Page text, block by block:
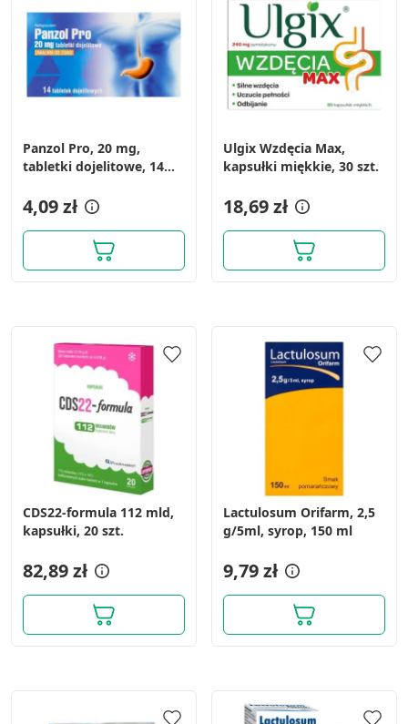
Panzol Pro, 20 mg,
tabletki dojelitowe, 14
4,09 zł
Ulgix Wzdęcia Max,
kapsułki miękkie, 30 szt.
18,69 zł
CDS22-formula 112 mld,
kapsułki, 20 szt.
82,89 zł
Lactulosum Orifarm, 2,5
g/5ml, syrop, 150 ml
9,79 zł